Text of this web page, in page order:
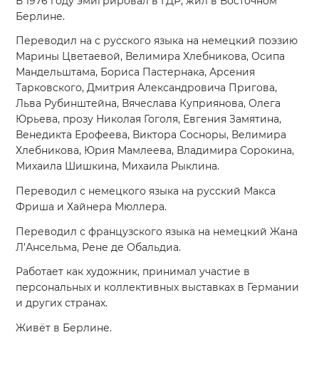
Берлине.
Переводил на с русского языка на немецкий поэзию
Марины Цветаевой, Велимира Хлебникова, Осипа
Мандельштама, Бориса Пастернака, Арсения
Тарковского, Дмитрия Александровича Пригова,
Льва Рубинштейна, Вячеслава Куприянова, Олега
Юрьева, прозу Николая Гоголя, Евгения Замятина,
Венедикта Ерофеева, Виктора Сосноры, Велимира
Хлебникова, Юрия Мамлеева, Владимира Сорокина,
Михаила Шишкина, Михаила Рыклина.
Переводил с немецкого языка на русский Макса
Фриша и Хайнера Мюллера.
Переводил с французского языка на немецкийЖана
Л’Ансельма, Рене де Обальдиа.
Работает как художник, принимал участие в
персональных и коллективных выставках в Германии
и других странах.
Живёт в Берлине.